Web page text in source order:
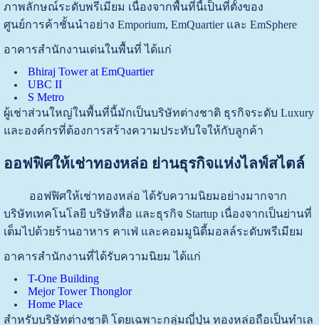
ภาพลักษณ์ระดับพรีเมียม เนื่องจากพื้นที่นี้เป็นที่ตั้งของ
ศูนย์การค้าชั้นนำอย่าง Emporium, EmQuartier และ EmSphere
อาคารสำนักงานเด่นในพื้นที่ ได้แก่
Bhiraj Tower at EmQuartier
UBC II
S Metro
ผู้เช่าส่วนใหญ่ในพื้นที่นี้มักเป็นบริษัทต่างชาติ ธุรกิจระดับ Luxury
และองค์กรที่ต้องการสร้างความประทับใจให้กับลูกค้า
ออฟฟิศให้เช่าทองหล่อ ย่านธุรกิจแห่งไลฟ์สไตล์
ออฟฟิศให้เช่าทองหล่อ ได้รับความนิยมอย่างมากจาก
บริษัทเทคโนโลยี บริษัทสื่อ และธุรกิจ Startup เนื่องจากเป็นย่านที่
เต็มไปด้วยร้านอาหาร คาเฟ่ และคอมมูนิตี้มอลล์ระดับพรีเมียม
อาคารสำนักงานที่ได้รับความนิยม ได้แก่
T-One Building
Mejor Tower Thonglor
Home Place
สำหรับบริษัทต่างชาติ โดยเฉพาะกลุ่มญี่ปุ่น ทองหล่อถือเป็นทำเล